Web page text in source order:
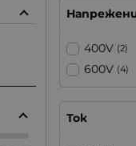
400V (2)
600V (4)
Ток